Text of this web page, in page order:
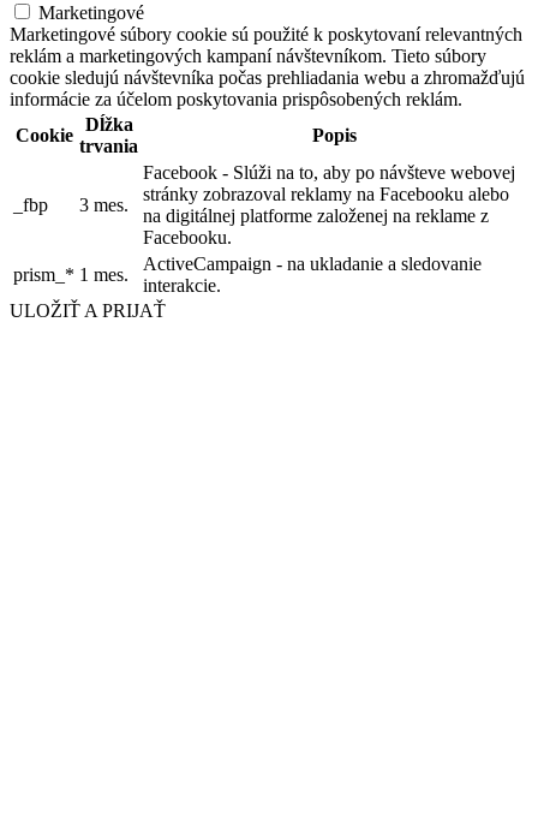
Marketingové
Marketingové súbory cookie sú použité k poskytovaní relevantných
reklám a marketingových kampaní návštevníkom. Tieto súbory
cookie sledujú návštevníka počas prehliadania webu a zhromažďujú
informácie za účelom poskytovania prispôsobených reklám.
Cookie
Dĺžka
trvania
Popis
_fbp 3 mes.
Facebook - Slúži na to, aby po návšteve webovej
stránky zobrazoval reklamy na Facebooku alebo
na digitálnej platforme založenej na reklame z
Facebooku.
prism_* 1 mes.
ActiveCampaign - na ukladanie a sledovanie
interakcie.
ULOŽIŤ A PRIJAŤ